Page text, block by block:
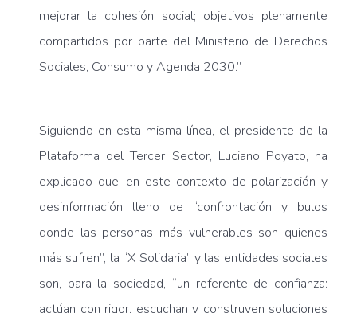
mejorar la cohesión social; objetivos plenamente
compartidos por parte del Ministerio de Derechos
Sociales, Consumo y Agenda 2030.”
Siguiendo en esta misma línea, el presidente de la
Plataforma del Tercer Sector, Luciano Poyato, ha
explicado que, en este contexto de polarización y
desinformación lleno de “confrontación y bulos
donde las personas más vulnerables son quienes
más sufren”, la “X Solidaria” y las entidades sociales
son, para la sociedad, “un referente de confianza:
actúan con rigor, escuchan y construyen soluciones